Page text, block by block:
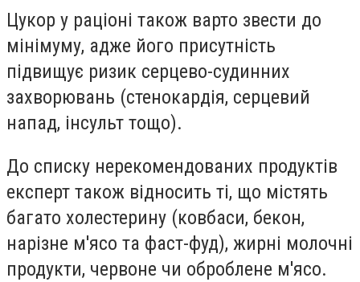
Цукор у раціоні також варто звести до
мінімуму, адже його присутність
підвищує ризик серцево-судинних
захворювань (стенокардія, серцевий
напад, інсульт тощо).
До списку нерекомендованих продуктів
експерт також відносить ті, що містять
багато холестерину (ковбаси, бекон,
нарізне м'ясо та фаст-фуд), жирні молочні
продукти, червоне чи оброблене м'ясо.